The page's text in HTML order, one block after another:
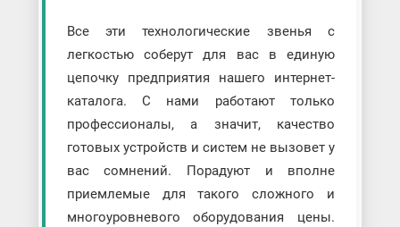
Все эти технологические звенья с
легкостью соберут для вас в единую
цепочку предприятия нашего интернет-
каталога. С нами работают только
профессионалы, а значит, качество
готовых устройств и систем не вызовет у
вас сомнений. Порадуют и вполне
приемлемые для такого сложного и
многоуровневого оборудования цены.